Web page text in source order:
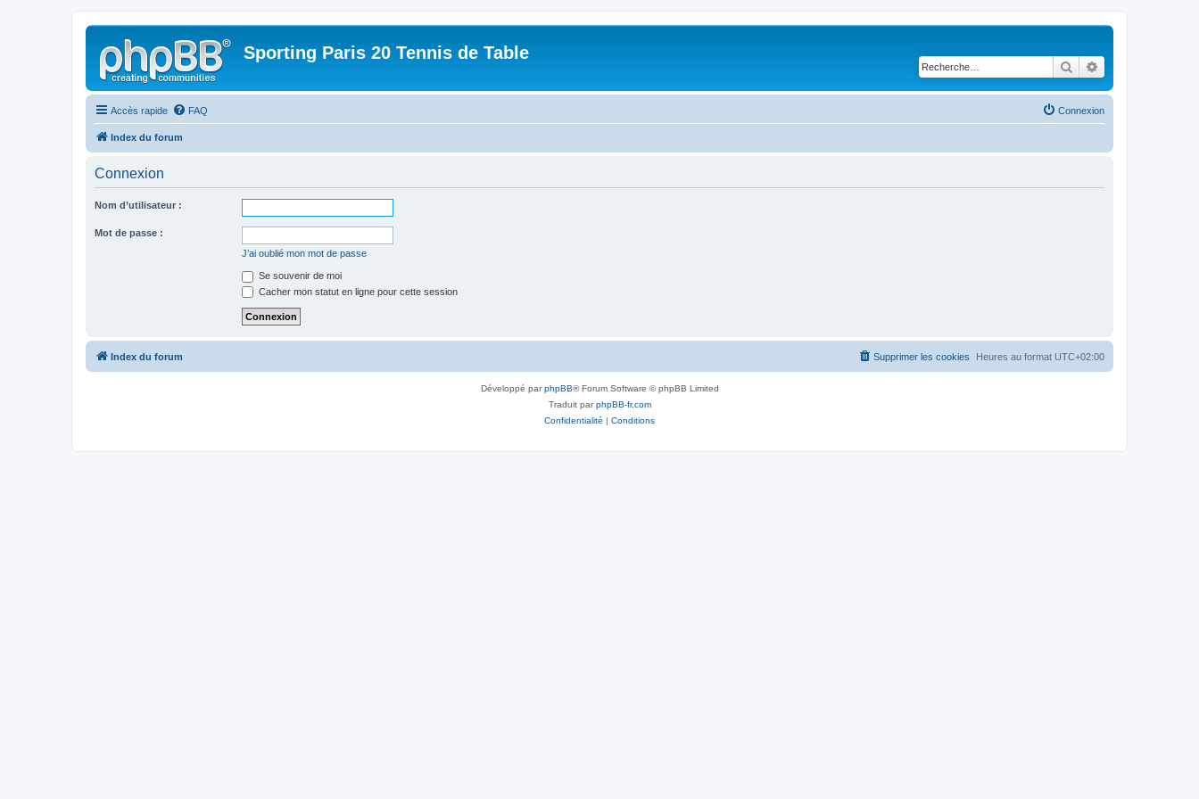
Sporting Paris 20 Tennis de Table
Rechercher
Accès rapide FAQ Connexion
Index du forum
Connexion
Nom d’utilisateur :
Mot de passe :
J’ai oublié mon mot de passe
Se souvenir de moi
Cacher mon statut en ligne pour cette session
Index du forum Heures au format UTC+02:00
Supprimer les cookies
Développé parphpBB® Forum Software © phpBB Limited
Traduit parphpBB-fr.com
Confidentialité | Conditions